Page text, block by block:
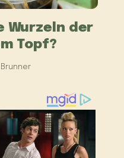
Wurzeln der
Topf?
Brunner